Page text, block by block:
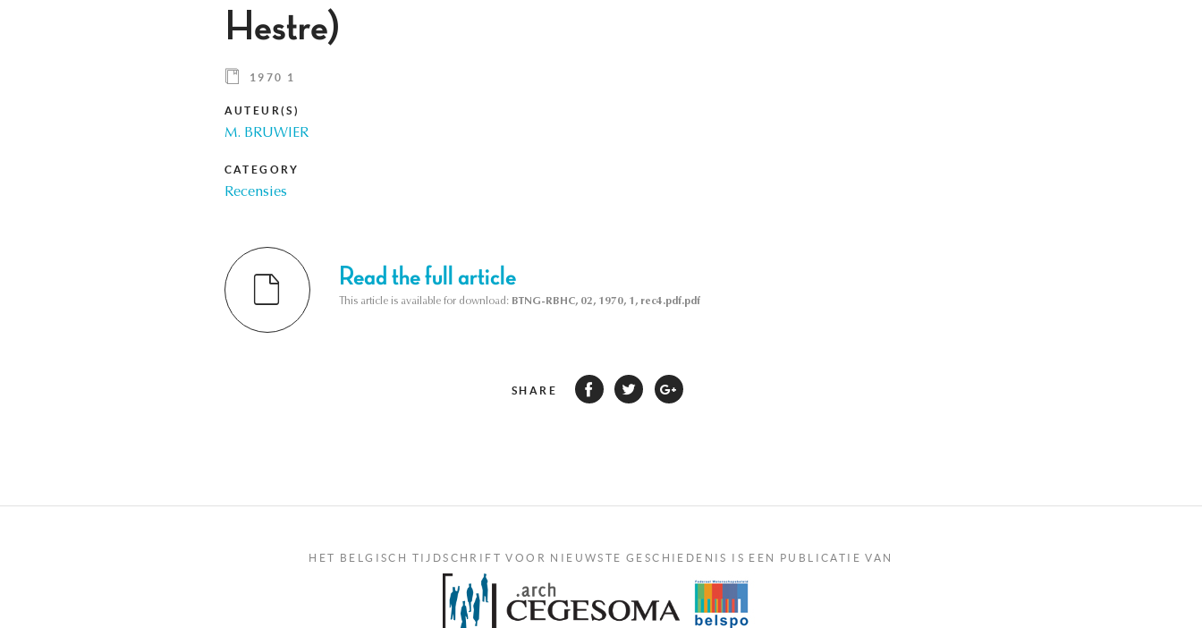
Hestre)
1970 1
AUTEUR(S)
M. BRUWIER
CATEGORY
Recensies
Read the full article
This article is available for download: BTNG-RBHC, 02, 1970, 1, rec4.pdf.pdf
SHARE
HET BELGISCH TIJDSCHRIFT VOOR NIEUWSTE GESCHIEDENIS IS EEN PUBLICATIE VAN